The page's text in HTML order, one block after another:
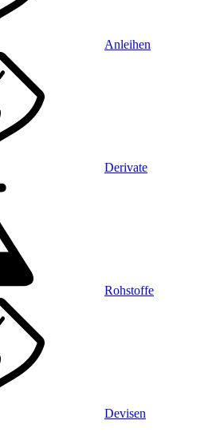
Anleihen
Derivate
Rohstoffe
Devisen